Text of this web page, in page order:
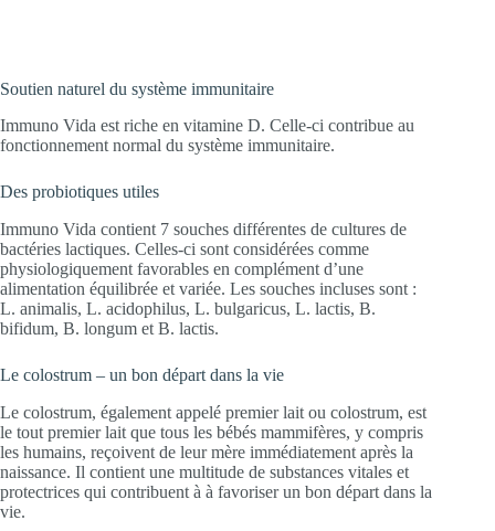
Soutien naturel du système immunitaire
Immuno Vida est riche en vitamine D. Celle-ci contribue au
fonctionnement normal du système immunitaire.
Des probiotiques utiles
Immuno Vida contient 7 souches différentes de cultures de
bactéries lactiques. Celles-ci sont considérées comme
physiologiquement favorables en complément d’une
alimentation équilibrée et variée. Les souches incluses sont :
L. animalis, L. acidophilus, L. bulgaricus, L. lactis, B.
bifidum, B. longum et B. lactis.
Le colostrum – un bon départ dans la vie
Le colostrum, également appelé premier lait ou colostrum, est
le tout premier lait que tous les bébés mammifères, y compris
les humains, reçoivent de leur mère immédiatement après la
naissance. Il contient une multitude de substances vitales et
protectrices qui contribuent à à favoriser un bon départ dans la
vie.